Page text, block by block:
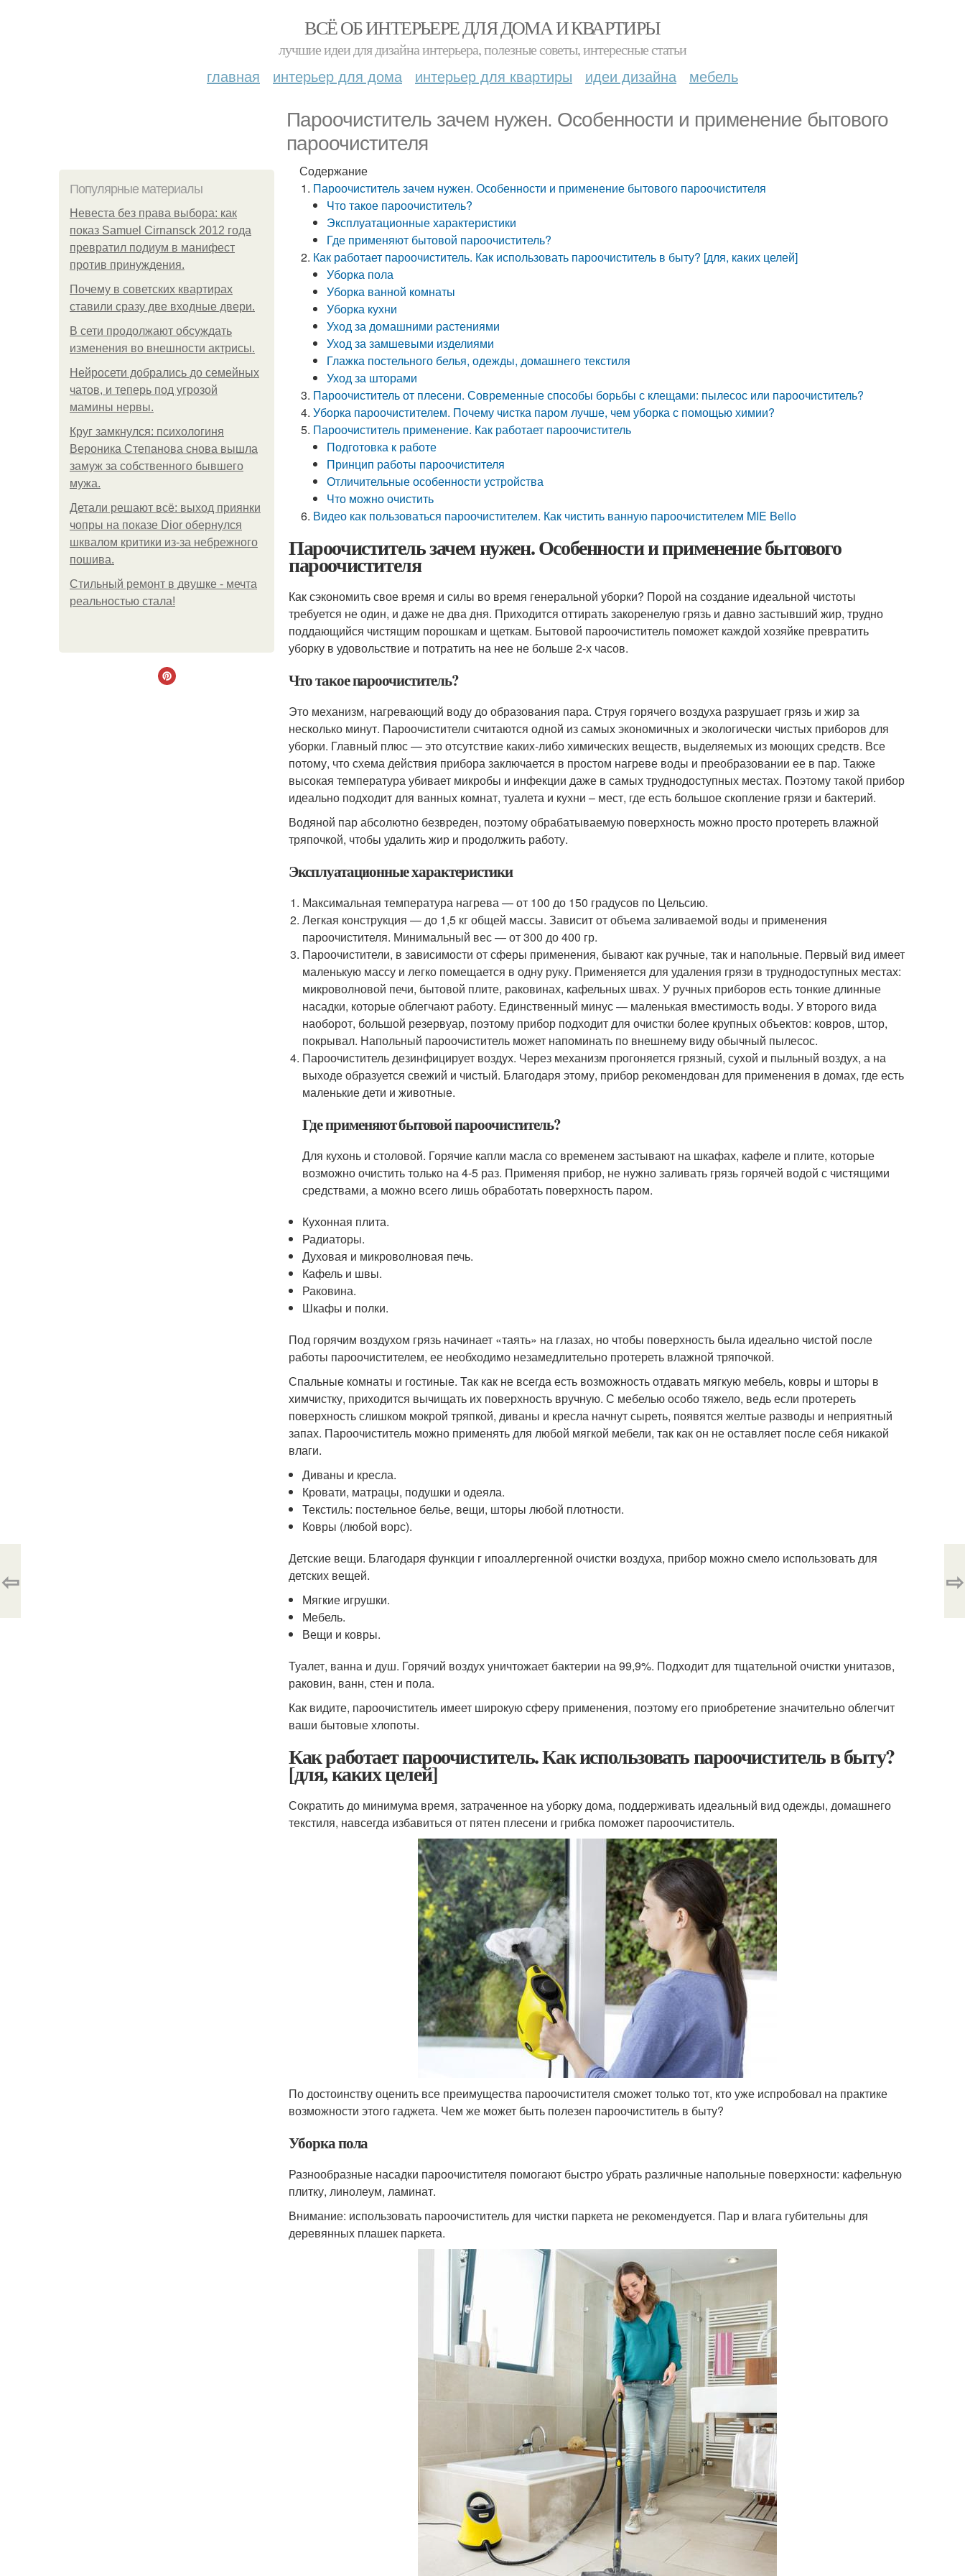
ВСЁ ОБ ИНТЕРЬЕРЕ ДЛЯ ДОМА И КВАРТИРЫ
лучшие идеи для дизайна интерьера, полезные советы, интересные статьи
главная интерьер для дома интерьер для квартиры идеи дизайна мебель
Пароочиститель зачем нужен. Особенности и применение бытового
пароочистителя
Популярные материалы
Невеста без права выбора: как
показ Samuel Cirnansck 2012 года
превратил подиум в манифест
против принуждения.
Почему в советских квартирах
ставили сразу две входные двери.
В сети продолжают обсуждать
изменения во внешности актрисы.
Нейросети добрались до семейных
чатов, и теперь под угрозой
мамины нервы.
Круг замкнулся: психологиня
Вероника Степанова снова вышла
замуж за собственного бывшего
мужа.
Детали решают всё: выход приянки
чопры на показе Dior обернулся
шквалом критики из-за небрежного
пошива.
Стильный ремонт в двушке - мечта
реальностью стала!
Содержание
Пароочиститель зачем нужен. Особенности и применение бытового пароочистителя
Что такое пароочиститель?
Эксплуатационные характеристики
Где применяют бытовой пароочиститель?
Как работает пароочиститель. Как использовать пароочиститель в быту? [для, каких целей]
Уборка пола
Уборка ванной комнаты
Уборка кухни
Уход за домашними растениями
Уход за замшевыми изделиями
Глажка постельного белья, одежды, домашнего текстиля
Уход за шторами
Пароочиститель от плесени. Современные способы борьбы с клещами: пылесос или пароочиститель?
Уборка пароочистителем. Почему чистка паром лучше, чем уборка с помощью химии?
Пароочиститель применение. Как работает пароочиститель
Подготовка к работе
Принцип работы пароочистителя
Отличительные особенности устройства
Что можно очистить
Видео как пользоваться пароочистителем. Как чистить ванную пароочистителем MIE Bello
Пароочиститель зачем нужен. Особенности и применение бытового
пароочистителя
Как сэкономить свое время и силы во время генеральной уборки? Порой на создание идеальной чистоты
требуется не один, и даже не два дня. Приходится оттирать закоренелую грязь и давно застывший жир, трудно
поддающийся чистящим порошкам и щеткам. Бытовой пароочиститель поможет каждой хозяйке превратить
уборку в удовольствие и потратить на нее не больше 2-х часов.
Что такое пароочиститель?
Это механизм, нагревающий воду до образования пара. Струя горячего воздуха разрушает грязь и жир за
несколько минут. Пароочистители считаются одной из самых экономичных и экологически чистых приборов для
уборки. Главный плюс — это отсутствие каких-либо химических веществ, выделяемых из моющих средств. Все
потому, что схема действия прибора заключается в простом нагреве воды и преобразовании ее в пар. Также
высокая температура убивает микробы и инфекции даже в самых труднодоступных местах. Поэтому такой прибор
идеально подходит для ванных комнат, туалета и кухни – мест, где есть большое скопление грязи и бактерий.
Водяной пар абсолютно безвреден, поэтому обрабатываемую поверхность можно просто протереть влажной
тряпочкой, чтобы удалить жир и продолжить работу.
Эксплуатационные характеристики
Максимальная температура нагрева — от 100 до 150 градусов по Цельсию.
Легкая конструкция — до 1,5 кг общей массы. Зависит от объема заливаемой воды и применения
пароочистителя. Минимальный вес — от 300 до 400 гр.
Пароочистители, в зависимости от сферы применения, бывают как ручные, так и напольные. Первый вид имеет
маленькую массу и легко помещается в одну руку. Применяется для удаления грязи в труднодоступных местах:
микроволновой печи, бытовой плите, раковинах, кафельных швах. У ручных приборов есть тонкие длинные
насадки, которые облегчают работу. Единственный минус — маленькая вместимость воды. У второго вида
наоборот, большой резервуар, поэтому прибор подходит для очистки более крупных объектов: ковров, штор,
покрывал. Напольный пароочиститель может напоминать по внешнему виду обычный пылесос.
Пароочиститель дезинфицирует воздух. Через механизм прогоняется грязный, сухой и пыльный воздух, а на
выходе образуется свежий и чистый. Благодаря этому, прибор рекомендован для применения в домах, где есть
маленькие дети и животные.
Где применяют бытовой пароочиститель?
Для кухонь и столовой. Горячие капли масла со временем застывают на шкафах, кафеле и плите, которые
возможно очистить только на 4-5 раз. Применяя прибор, не нужно заливать грязь горячей водой с чистящими
средствами, а можно всего лишь обработать поверхность паром.
Кухонная плита.
Радиаторы.
Духовая и микроволновая печь.
Кафель и швы.
Раковина.
Шкафы и полки.
Под горячим воздухом грязь начинает «таять» на глазах, но чтобы поверхность была идеально чистой после
работы пароочистителем, ее необходимо незамедлительно протереть влажной тряпочкой.
Спальные комнаты и гостиные. Так как не всегда есть возможность отдавать мягкую мебель, ковры и шторы в
химчистку, приходится вычищать их поверхность вручную. С мебелью особо тяжело, ведь если протереть
поверхность слишком мокрой тряпкой, диваны и кресла начнут сыреть, появятся желтые разводы и неприятный
запах. Пароочиститель можно применять для любой мягкой мебели, так как он не оставляет после себя никакой
влаги.
Диваны и кресла.
Кровати, матрацы, подушки и одеяла.
Текстиль: постельное белье, вещи, шторы любой плотности.
Ковры (любой ворс).
Детские вещи. Благодаря функции г ипоаллергенной очистки воздуха, прибор можно смело использовать для
детских вещей.
Мягкие игрушки.
Мебель.
Вещи и ковры.
Туалет, ванна и душ. Горячий воздух уничтожает бактерии на 99,9%. Подходит для тщательной очистки унитазов,
раковин, ванн, стен и пола.
Как видите, пароочиститель имеет широкую сферу применения, поэтому его приобретение значительно облегчит
ваши бытовые хлопоты.
Как работает пароочиститель. Как использовать пароочиститель в быту?
[для, каких целей]
Сократить до минимума время, затраченное на уборку дома, поддерживать идеальный вид одежды, домашнего
текстиля, навсегда избавиться от пятен плесени и грибка поможет пароочиститель.
По достоинству оценить все преимущества пароочистителя сможет только тот, кто уже испробовал на практике
возможности этого гаджета. Чем же может быть полезен пароочиститель в быту?
Уборка пола
Разнообразные насадки пароочистителя помогают быстро убрать различные напольные поверхности: кафельную
плитку, линолеум, ламинат.
Внимание: использовать пароочиститель для чистки паркета не рекомендуется. Пар и влага губительны для
деревянных плашек паркета.
⇦ ⇨